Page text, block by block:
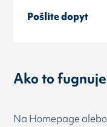
Pošlite dopyt
Ako to fugnuje
Na Homepage